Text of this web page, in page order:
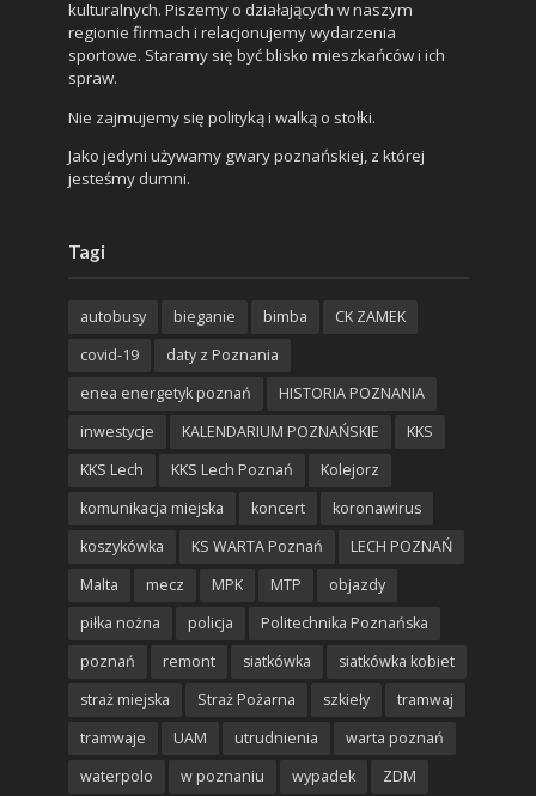
kulturalnych. Piszemy o działających w naszym
regionie firmach i relacjonujemy wydarzenia
sportowe. Staramy się być blisko mieszkańców i ich
spraw.
Nie zajmujemy się polityką i walką o stołki.
Jako jedyni używamy gwary poznańskiej, z której
jesteśmy dumni.
Tagi
autobusy bieganie bimba
CK ZAMEK
covid-19
daty z Poznania
enea energetyk poznań
HISTORIA POZNANIA
inwestycje
KALENDARIUM POZNAŃSKIE
KKS
KKS Lech
KKS Lech Poznań
Kolejorz
komunikacja miejska
koncert
koronawirus
koszykówka
KS WARTA Poznań
LECH POZNAŃ
Malta
mecz MPK MTP
objazdy
piłka nożna
policja
Politechnika Poznańska
poznań
remont siatkówka
siatkówka kobiet
straż miejska
Straż Pożarna szkieły
tramwaj
tramwaje
UAM utrudnienia
warta poznań
waterpolo
w poznaniu wypadek ZDM